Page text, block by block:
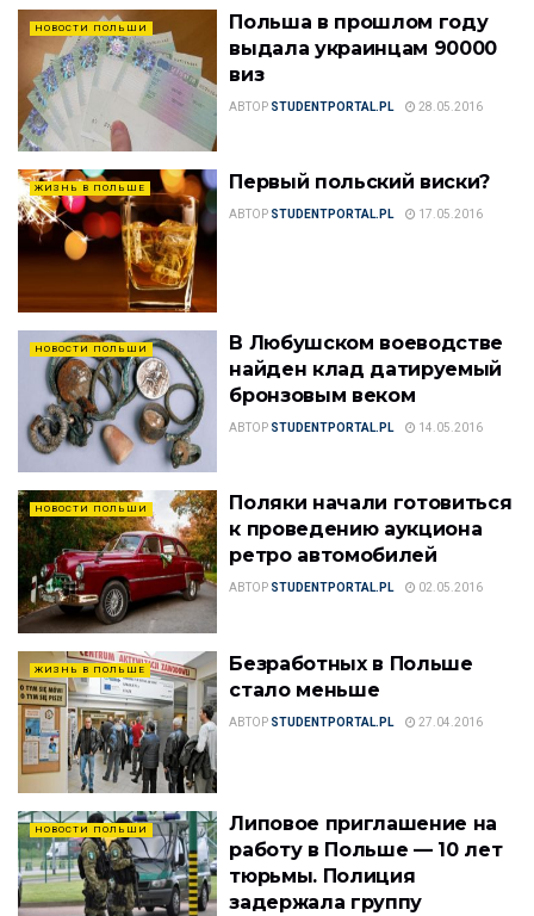
НОВОСТИ ПОЛЬШИ
Польша в прошлом году
выдала украинцам 90000
виз
АВТОР STUDENTPORTAL.PL 28.05.2016
ЖИЗНЬ В ПОЛЬШЕ Первый польский виски?
АВТОР STUDENTPORTAL.PL 17.05.2016
НОВОСТИ ПОЛЬШИ
В Любушском воеводстве
найден клад датируемый
бронзовым веком
АВТОР STUDENTPORTAL.PL 14.05.2016
НОВОСТИ ПОЛЬШИ
Поляки начали готовиться
к проведению аукциона
ретро автомобилей
АВТОР STUDENTPORTAL.PL 02.05.2016
ЖИЗНЬ В ПОЛЬШЕ
Безработных в Польше
стало меньше
АВТОР STUDENTPORTAL.PL 27.04.2016
НОВОСТИ ПОЛЬШИ
Липовое приглашение на
работу в Польше — 10 лет
тюрьмы. Полиция
задержала группу